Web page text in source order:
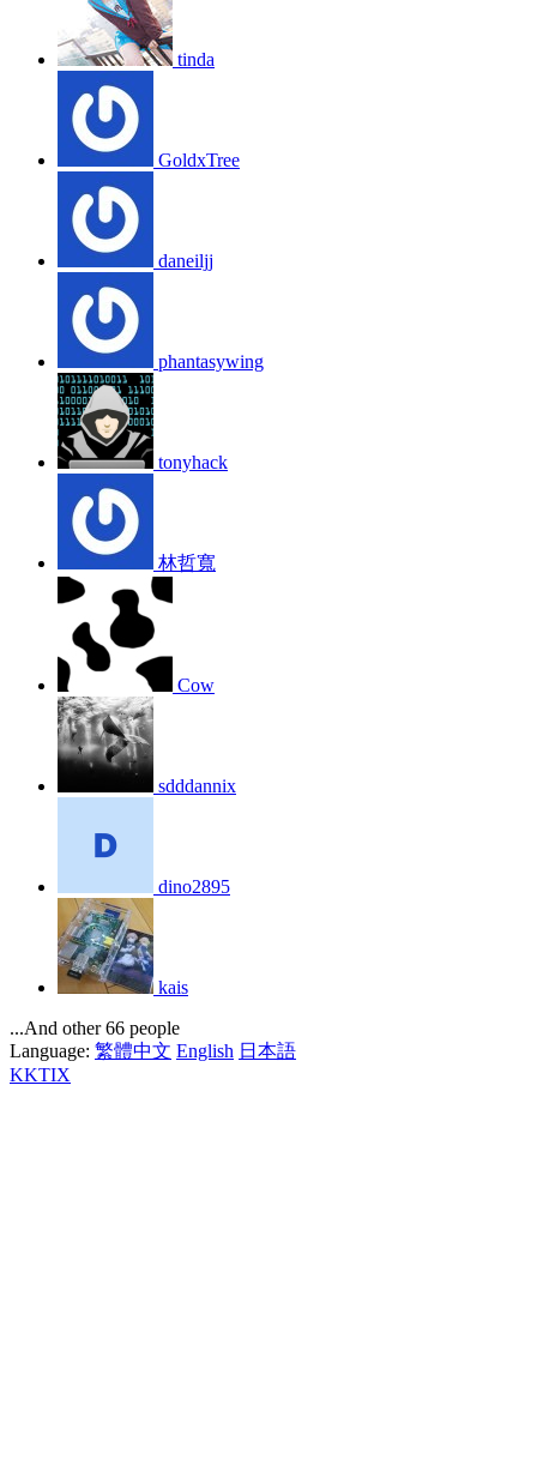
tinda
GoldxTree
daneiljj
phantasywing
tonyhack
林哲寬
Cow
sdddannix
dino2895
kais
...And other 66 people
Language: 繁體中文 English 日本語
KKTIX